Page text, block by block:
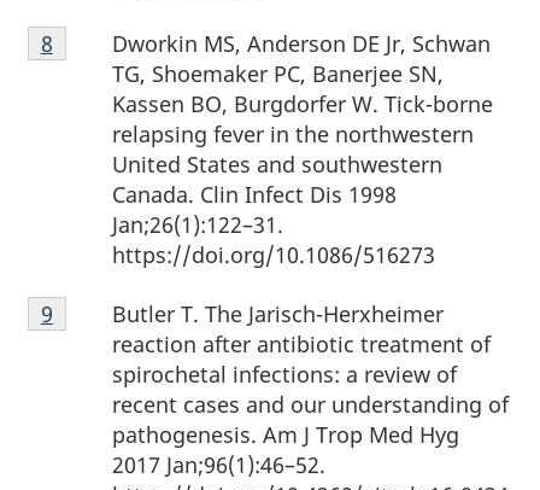
Note
de
Dworkin MS, Anderson DE Jr, Schwan
TG, Shoemaker PC, Banerjee SN,
Kassen BO, Burgdorfer W. Tick-borne
relapsing fever in the northwestern
United States and southwestern
Canada. Clin Infect Dis 1998
Jan;26(1):122–31.
https://doi.org/10.1086/516273
Retour à la référence de la note de bas de page
8
Note
de
Butler T. The Jarisch-Herxheimer
reaction after antibiotic treatment of
spirochetal infections: a review of
recent cases and our understanding of
pathogenesis. Am J Trop Med Hyg
2017 Jan;96(1):46–52.
Retour à la référence de la note de bas de page
9